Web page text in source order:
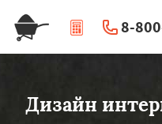
8-
|
Дизайн